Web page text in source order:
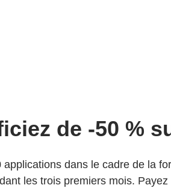
de -50 %
dans le cadre de la
les trois premiers mois. Payez